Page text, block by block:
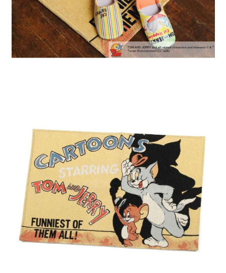
任。
４．使用「AFTEE先享後付」時，將依據個別帳號之用戶狀況，依本公司即
時審查核予不同之上限額度；若仍有額度不足之情形，本公司將視審查結果
請求用戶進行身份認證。
５．嚴禁一人註冊多個帳號或使用他人資訊註冊。若發現惡意使用之情形，
恩沛科技股份有限公司將有權停止該用戶之使用額度並採取法律行動。